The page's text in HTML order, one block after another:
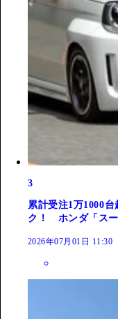
3
累計受注1万1000
ク！ ホンダ「ス
2026年07月01日 11:30